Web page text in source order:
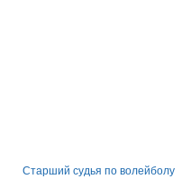
Старший судья по волейболу